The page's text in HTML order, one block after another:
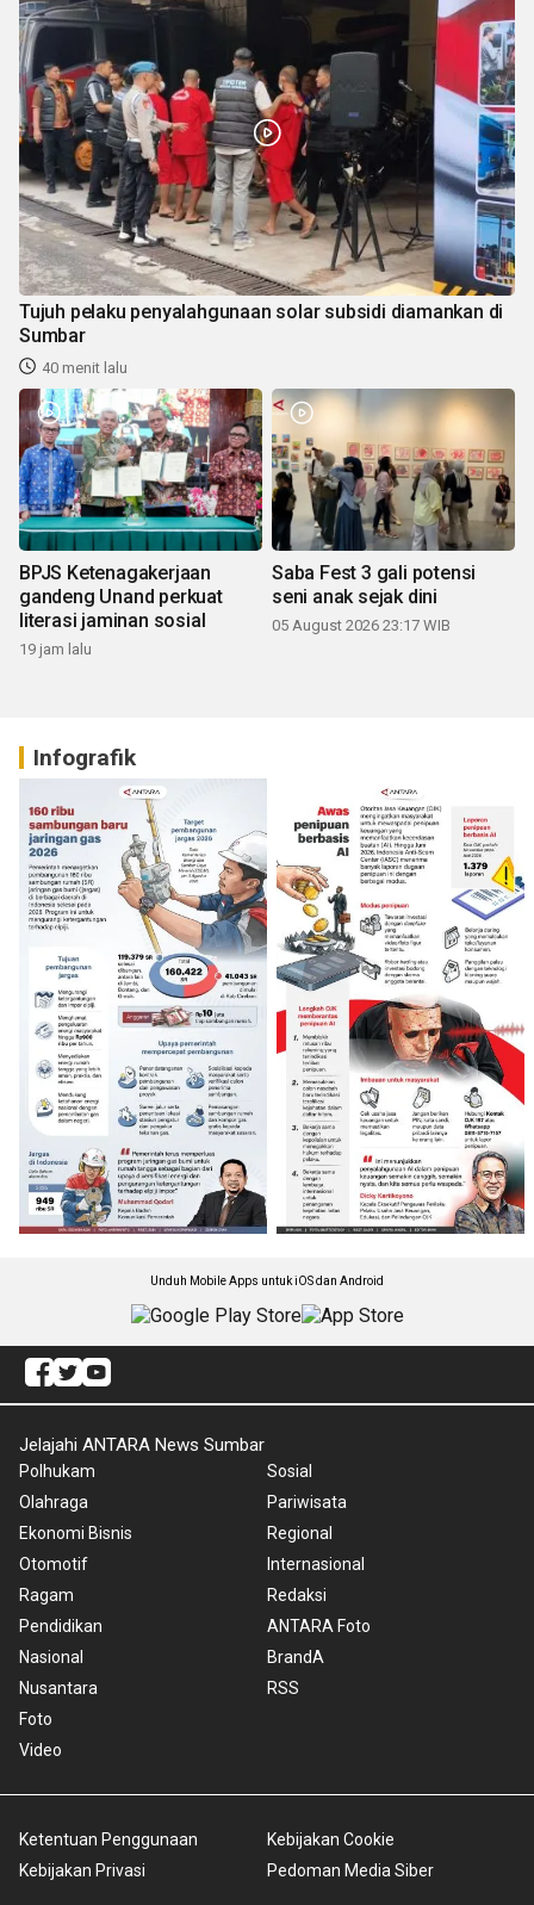
Tujuh pelaku penyalahgunaan solar subsidi diamankan di
Sumbar
40 menit lalu
BPJS Ketenagakerjaan
gandeng Unand perkuat
literasi jaminan sosial
19 jam lalu
Saba Fest 3 gali potensi
seni anak sejak dini
05 August 2026 23:17 WIB
Infografik
Unduh Mobile Apps untuk iOS dan Android
Jelajahi ANTARA News Sumbar
Polhukam
Olahraga
Ekonomi Bisnis
Otomotif
Ragam
Pendidikan
Nasional
Nusantara
Foto
Video
Sosial
Pariwisata
Regional
Internasional
Redaksi
ANTARA Foto
BrandA
RSS
Ketentuan Penggunaan
Kebijakan Privasi
Kebijakan Cookie
Pedoman Media Siber